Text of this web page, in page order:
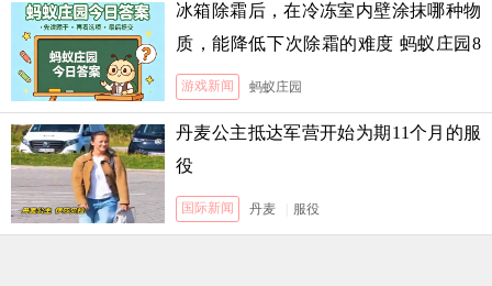
冰箱除霜后，在冷冻室内壁涂抹哪种物
质，能降低下次除霜的难度 蚂蚁庄园8
月5日答案
游戏新闻 蚂蚁庄园
丹麦公主抵达军营开始为期11个月的服
役
国际新闻 丹麦 服役